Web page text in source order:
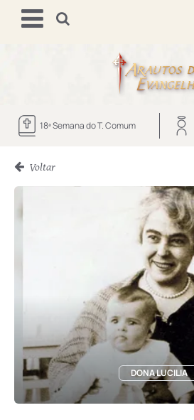
18ª Semana do T. Comum
Voltar
DONA LUCILIA